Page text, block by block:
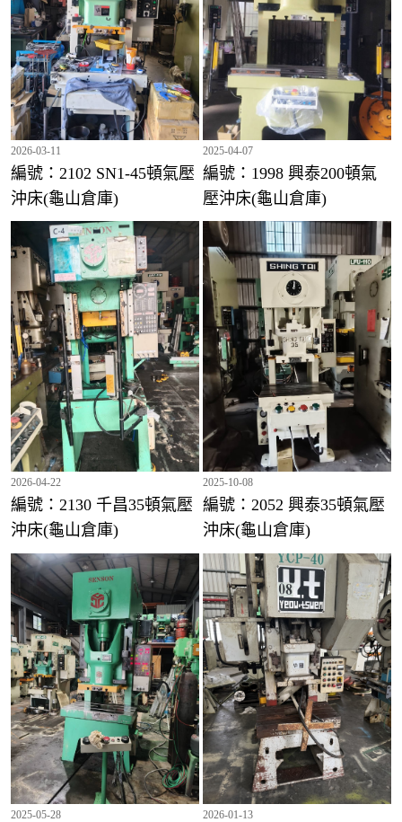
2026-03-11
編號：2102 SN1-45頓氣壓
沖床(龜山倉庫)
2025-04-07
編號：1998 興泰200頓氣
壓沖床(龜山倉庫)
2026-04-22
編號：2130 千昌35頓氣壓
沖床(龜山倉庫)
2025-10-08
編號：2052 興泰35頓氣壓
沖床(龜山倉庫)
2025-05-28 2026-01-13